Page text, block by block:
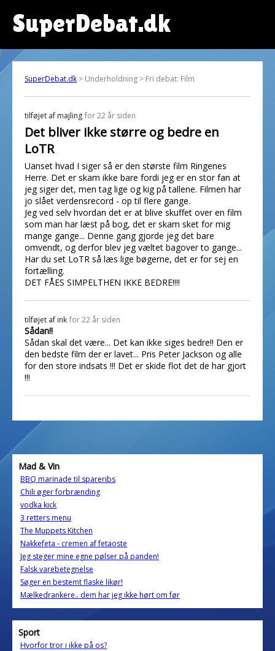
SuperDebat.dk
SuperDebat.dk > Underholdning > Fri debat: Film
tilføjet af majling for 22 år siden
Det bliver ikke større og bedre en
LoTR
Uanset hvad I siger så er den største film Ringenes
Herre. Det er skam ikke bare fordi jeg er en stor fan at
jeg siger det, men tag lige og kig på tallene. Filmen har
jo slået verdensrecord - op til flere gange.
Jeg ved selv hvordan det er at blive skuffet over en film
som man har læst på bog, det er skam sket for mig
mange gange... Denne gang gjorde jeg det bare
omvendt, og derfor blev jeg væltet bagover to gange...
Har du set LoTR så læs lige bøgerne, det er for sej en
fortælling.
DET FÅES SIMPELTHEN IKKE BEDRE!!!!
tilføjet af ink for 22 år siden
Sådan!!
Sådan skal det være... Det kan ikke siges bedre!! Den er
den bedste film der er lavet... Pris Peter Jackson og alle
for den store indsats !!! Det er skide flot det de har gjort
!!!
Mad & Vin
BBQ marinade til spareribs
Chili øger forbrænding
vodka kick
3 retters menu
The Muppets Kitchen
Nakkefeta - cremen af fetaoste
Jeg steger mine egne pølser på panden!
Falsk varebetegnelse
Søger en bestemt flaske likør!
Mælkedrankere.. dem har jeg ikke hørt om før
Sport
Hvorfor tror i ikke på os?